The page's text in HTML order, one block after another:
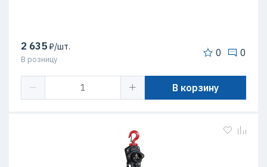
2 635₽/шт.
В розницу
0 0
В корзину